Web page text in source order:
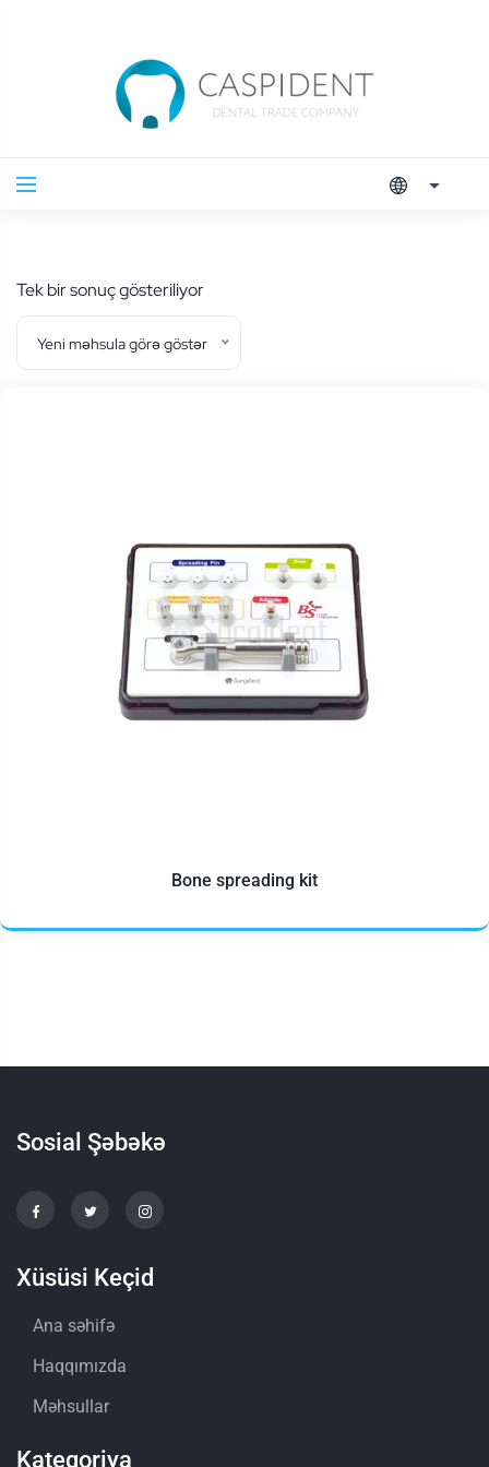
Tek bir sonuç gösteriliyor
Yeni məhsula görə göstər
Bone spreading kit
Sosial Şəbəkə
Xüsüsi Keçid
Ana səhifə
Haqqımızda
Məhsullar
Kateqoriya